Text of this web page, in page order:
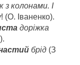
з колонами. І
! (О. Іваненко).
доріжка
брід (З